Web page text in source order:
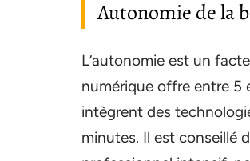
Autonomie de la
L’autonomie est un
numérique offre entre 5
intègrent des
minutes. Il est conseillé